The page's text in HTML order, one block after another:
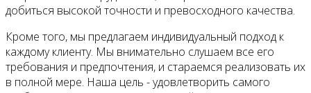
добиться высокой точности и превосходного качества.
Кроме того, мы предлагаем индивидуальный подход к
каждому клиенту. Мы внимательно слушаем все его
требования и предпочтения, и стараемся реализовать их
в полной мере. Наша цель - удовлетворить самого